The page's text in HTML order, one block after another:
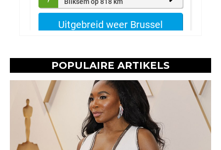
POPULAIRE ARTIKELS